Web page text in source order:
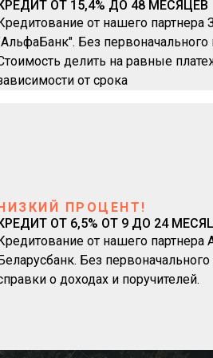
ОТ 15,4% ДО 48 МЕСЯЦЕВ
Кредитование от нашего партнера
Без первоначального
делить на равные
от срока
НИЗКИЙ ПРОЦЕНТ!
ОТ 6,5% ОТ 9 ДО 24
Кредитование от нашего партнера
Беларусбанк. Без
о доходах и поручителей.